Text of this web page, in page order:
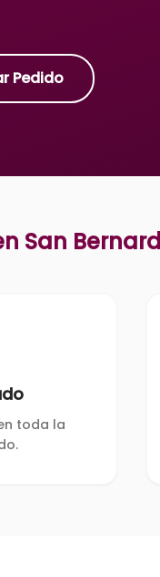
Pedido
San
toda la